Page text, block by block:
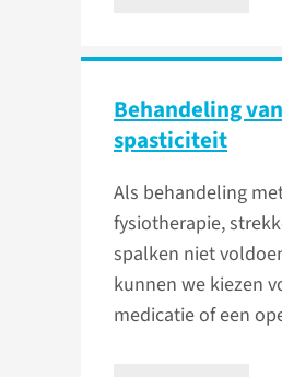
Behandeling van
spasticiteit
Als behandeling
fysiotherapie,
spalken niet
kunnen we kiezen
medicatie of een